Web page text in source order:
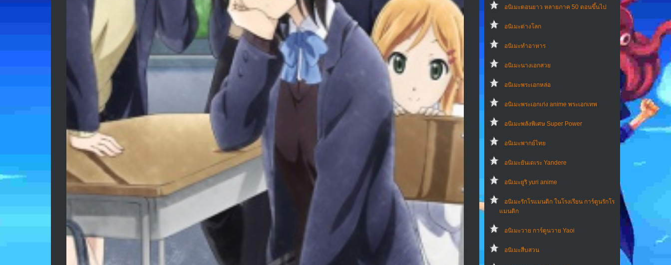
อนิเมะตอนยาว หลายภาค 50 ตอนขึ้นไป
อนิเมะต่างโลก
อนิเมะทําอาหาร
อนิเมะนางเอกสวย
อนิเมะพระเอกหล่อ
อนิเมะพระเอกเก่ง anime พระเอกเทพ
อนิเมะพลังพิเศษ Super Power
อนิเมะพากย์ไทย
อนิเมะยันเดเระ Yandere
อนิเมะยูริ yuri anime
อนิเมะรักโรแมนติก ในโรงเรียน การ์ตูนรักโร
แมนติก
อนิเมะวาย การ์ตูนวาย Yaoi
อนิเมะสืบสวน